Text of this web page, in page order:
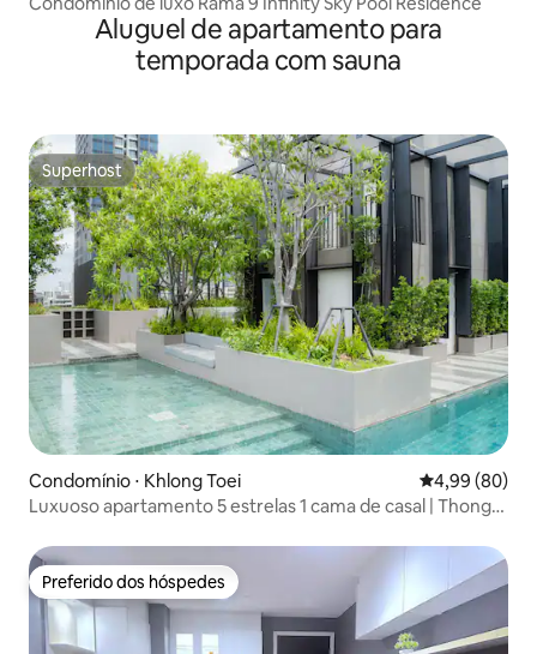
Aluguel de apartamento para
temporada com sauna
Superhost
Superhost
Condomínio ⋅ Khlong Toei 4,99 de uma
4,99 (80)
Luxuoso apartamento 5 estrelas 1 cama de casal | Thong
Preferido dos hóspedes
Preferido dos hóspedes